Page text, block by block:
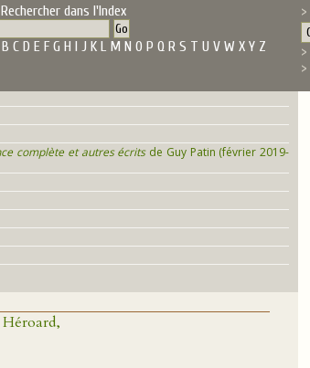
Rechercher dans l'Index
B C D E F G H I J K L M N O P Q R S T U V W X Y Z